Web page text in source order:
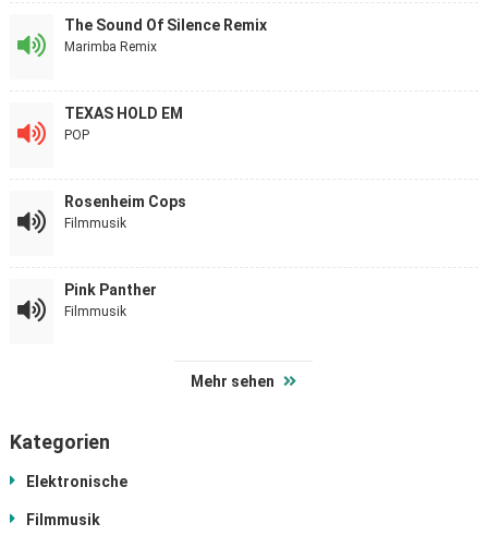
The Sound Of Silence Remix
Marimba Remix
TEXAS HOLD EM
POP
Rosenheim Cops
Filmmusik
Pink Panther
Filmmusik
Mehr sehen
Kategorien
Elektronische
Filmmusik